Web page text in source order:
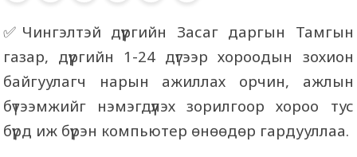
✅Чингэлтэй дүүргийн Засаг даргын Тамгын
газар, дүүргийн 1-24 дүгээр хороодын зохион
байгуулагч нарын ажиллах орчин, ажлын
бүтээмжийг нэмэгдүүлэх зорилгоор хороо тус
бүрд иж бүрэн компьютер өнөөдөр гардууллаа.